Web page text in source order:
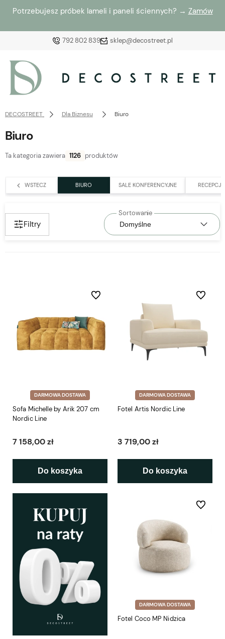
Potrzebujesz próbek lameli i paneli ściennych? → Zamów
792 802 839 sklep@decostreet.pl
Załóż konto
zaloguj się, aby przywrócić dodane produkty do listy
z poprzedniej sesji.
DECOSTREET Dla Biznesu Biuro
Biuro
Ta kategoria zawiera 1126 produktów
WSTECZ BIURO SALE KONFERENCYJNE RECEPCJA
Filtry
DARMOWA DOSTAWA
Sofa Michelle by Arik 207 cm
Nordic Line
7 158,00 zł
Do koszyka
Do ulubionych
DARMOWA DOSTAWA
Fotel Artis Nordic Line
3 719,00 zł
Do koszyka
Do
DARMOWA DOSTAWA
Fotel Coco MP Nidzica
Do